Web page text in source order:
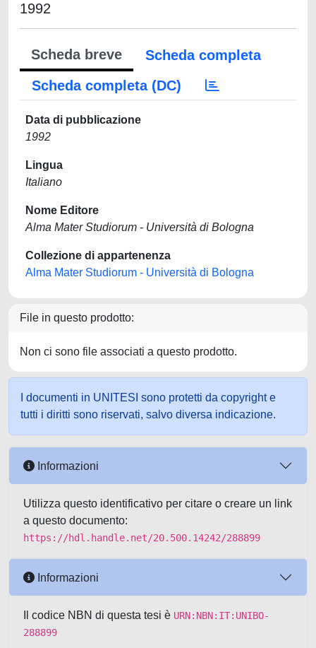
1992
Scheda breve
Scheda completa
Scheda completa (DC)
Data di pubblicazione
1992
Lingua
Italiano
Nome Editore
Alma Mater Studiorum - Università di Bologna
Collezione di appartenenza
Alma Mater Studiorum - Università di Bologna
File in questo prodotto:
Non ci sono file associati a questo prodotto.
I documenti in UNITESI sono protetti da copyright e
tutti i diritti sono riservati, salvo diversa indicazione.
Informazioni
Utilizza questo identificativo per citare o creare un link
a questo documento:
https://hdl.handle.net/20.500.14242/288899
Informazioni
Il codice NBN di questa tesi è URN:NBN:IT:UNIBO-
288899